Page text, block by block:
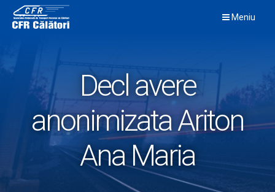
content
Meniu
Decl avere
anonimizata Ariton
Ana Maria